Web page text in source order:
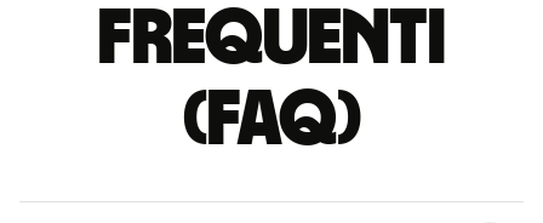
Frequenti
(FAQ)